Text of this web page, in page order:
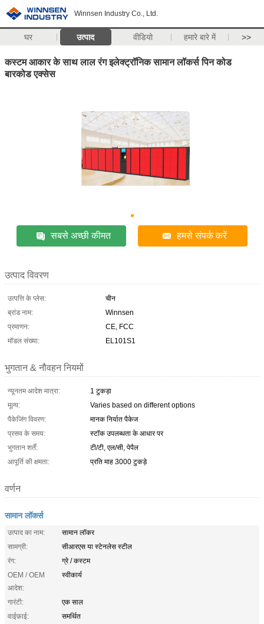
Winnsen Industry Co., Ltd.
घर उत्पाद वीडियो हमारे बारे में >>
कस्टम आकार के साथ लाल रंग इलेक्ट्रॉनिक सामान लॉकर्स पिन कोड
बारकोड एक्सेस
सबसे अच्छी कीमत हमसे संपर्क करें
उत्पाद विवरण
उत्पत्ति के प्लेस:
चीन
ब्रांड नाम:
Winnsen
प्रमाणन:
CE, FCC
मॉडल संख्या:
EL101S1
भुगतान & नौवहन नियमों
न्यूनतम आदेश मात्रा:
1 टुकड़ा
मूल्य:
Varies based on different options
पैकेजिंग विवरण:
मानक निर्यात पैकेज
प्रसव के समय:
स्टॉक उपलब्धता के आधार पर
भुगतान शर्तें:
टी/टी, एल/सी, पेपैल
आपूर्ति की क्षमता:
प्रति माह 3000 टुकड़े
वर्णन
सामान लॉकर्स
उत्पाद का नाम:
सामान लॉकर
सामग्री:
सीआरएस या स्टेनलेस स्टील
रंग:
ग्रे / कस्टम
OEM / OEM
आदेश:
स्वीकार्य
गारंटी:
एक साल
वाईफ़ाई:
समर्थित